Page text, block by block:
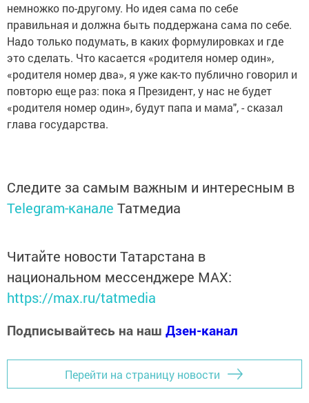
немножко по-другому. Но идея сама по себе
правильная и должна быть поддержана сама по себе.
Надо только подумать, в каких формулировках и где
это сделать. Что касается «родителя номер один»,
«родителя номер два», я уже как-то публично говорил и
повторю еще раз: пока я Президент, у нас не будет
«родителя номер один», будут папа и мама", - сказал
глава государства.
Следите за самым важным и интересным в
Telegram-канале Татмедиа
Читайте новости Татарстана в
национальном мессенджере MАХ:
https://max.ru/tatmedia
Подписывайтесь на наш Дзен-канал
Перейти на страницу новости